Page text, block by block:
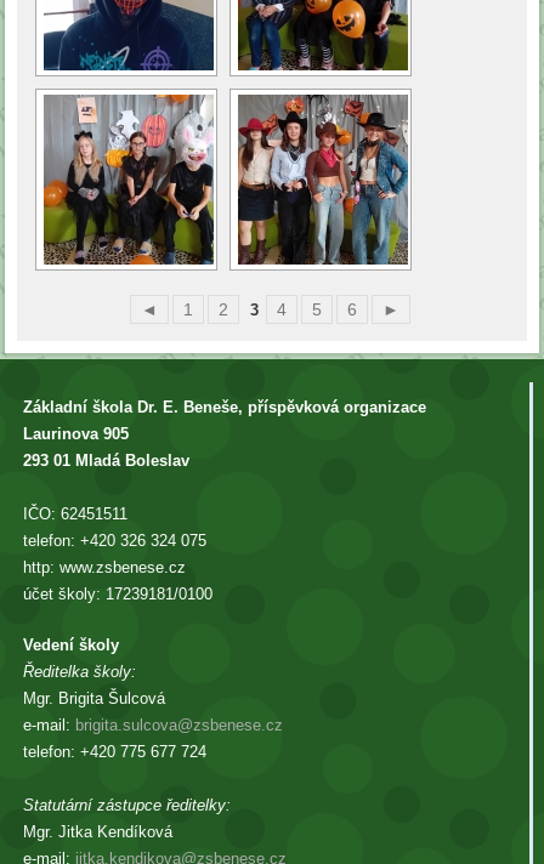
◄ 1 2 3 4 5 6 ►
Základní škola Dr. E. Beneše, příspěvková organizace
Laurinova 905
293 01 Mladá Boleslav
IČO: 62451511
telefon: +420 326 324 075
http: www.zsbenese.cz
účet školy: 17239181/0100
Vedení školy
Ředitelka školy:
Mgr. Brigita Šulcová
e-mail: brigita.sulcova@zsbenese.cz
telefon: +420 775 677 724
Statutární zástupce ředitelky:
Mgr. Jitka Kendíková
e-mail: jitka.kendikova@zsbenese.cz